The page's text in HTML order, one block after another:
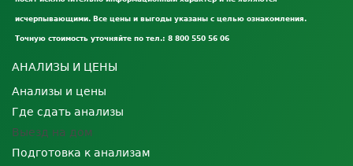
исчерпывающими. Все цены и выгоды указаны с целью ознакомления.
Точную стоимость уточняйте по тел.: 8 800 550 56 06
АНАЛИЗЫ И ЦЕНЫ
Анализы и цены
Где сдать анализы
Выезд на дом
Подготовка к анализам